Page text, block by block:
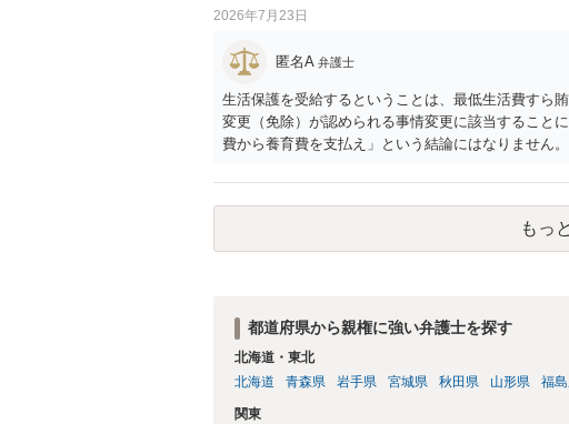
2026年7月23日
匿名A 弁護士
生活保護を受給するということは、最低生活費すら
変更（免除）が認められる事情変更に該当すること
費から養育費を支払え」という結論にはなりません
ということになるので、生活保護を受給することに
調停申立てをすべきでしょう。
もっ
都道府県から親権に強い弁護士を探す
北海道・東北
北海道
青森県 岩手県 宮城県 秋田県 山形県 福
関東